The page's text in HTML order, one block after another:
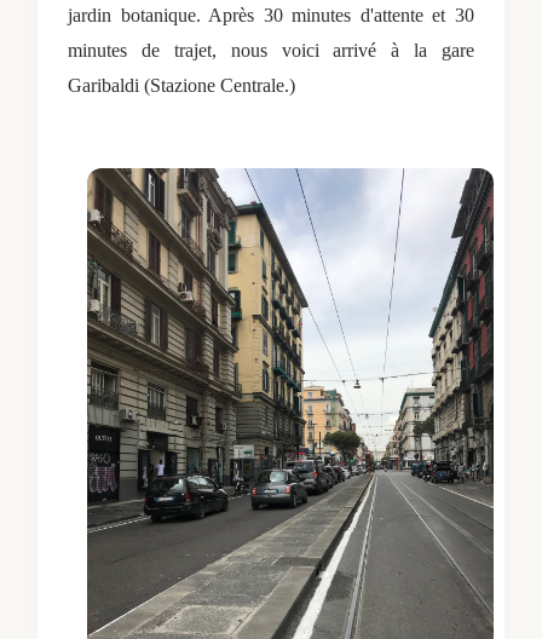
jardin botanique. Après 30 minutes d'attente et 30
minutes de trajet, nous voici arrivé à la gare
Garibaldi (Stazione Centrale.)